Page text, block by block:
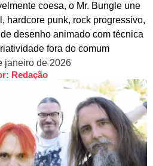
coesa, o Mr. Bungle une
hardcore punk, rock progressivo,
desenho animado com técnica
fora do comum
janeiro de 2026
Redação